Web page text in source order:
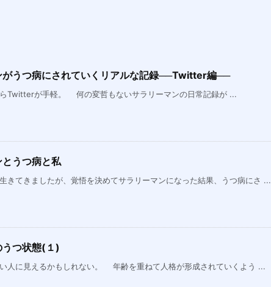
がうつ病にされていくリアルな記録──Twitter編──
Twitterが手軽。 何の変哲もないサラリーマンの日常記録が ...
うつ病と私
きてきましたが、覚悟を決めてサラリーマンになった結果、うつ病にさ ...
うつ状態(１)
人に見えるかもしれない。 年齢を重ねて人格が形成されていくよう ...